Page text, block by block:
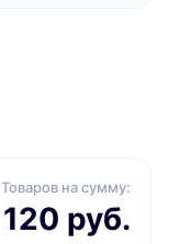
Товаров на сумму:
120 руб.